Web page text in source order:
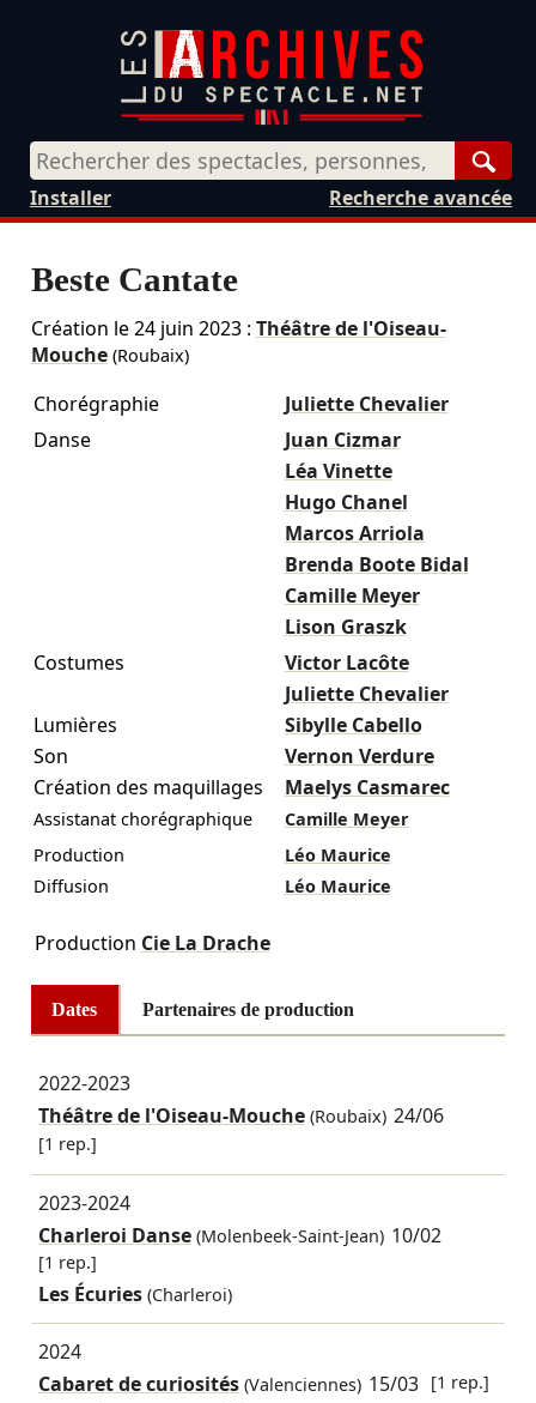
Recherche avancée
Installer
Beste Cantate
Création le24 juin 2023: Théâtre de l'Oiseau-
Mouche(Roubaix)
Chorégraphie
Juliette Chevalier
Danse
Juan Cizmar
Léa Vinette
Hugo Chanel
Marcos Arriola
Brenda Boote Bidal
Camille Meyer
Lison Graszk
Costumes
Victor Lacôte
Juliette Chevalier
Lumières
Sibylle Cabello
Son
Vernon Verdure
Création des maquillages
Maelys Casmarec
Assistanat chorégraphique
Camille Meyer
Production
Léo Maurice
Diffusion
Léo Maurice
Production Cie La Drache
Dates Partenaires de production
2022-2023
Théâtre de l'Oiseau-Mouche(Roubaix) 24/06
[1 rep.]
2023-2024
Charleroi Danse(Molenbeek-Saint-Jean) 10/02
[1 rep.]
Les Écuries (Charleroi)
2024
Cabaret de curiosités(Valenciennes) 15/03 [1 rep.]